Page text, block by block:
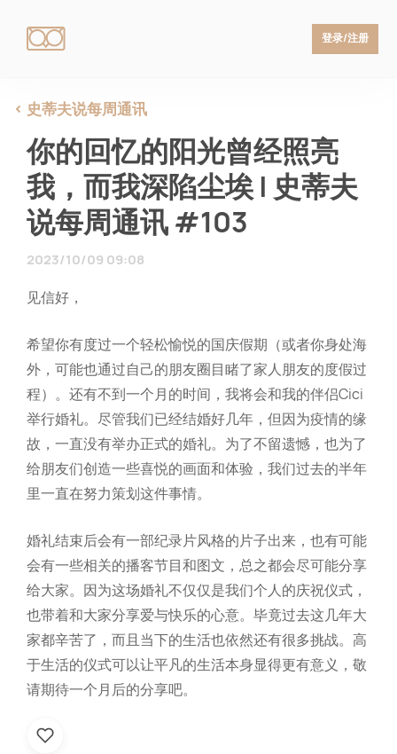
登录/注册
史蒂夫说每周通讯
你的回忆的阳光曾经照亮
我，而我深陷尘埃 | 史蒂夫
说每周通讯 #103
2023/10/09 09:08
见信好，
希望你有度过一个轻松愉悦的国庆假期（或者你身处海
外，可能也通过自己的朋友圈目睹了家人朋友的度假过
程）。还有不到一个月的时间，我将会和我的伴侣Cici
举行婚礼。尽管我们已经结婚好几年，但因为疫情的缘
故，一直没有举办正式的婚礼。为了不留遗憾，也为了
给朋友们创造一些喜悦的画面和体验，我们过去的半年
里一直在努力策划这件事情。
婚礼结束后会有一部纪录片风格的片子出来，也有可能
会有一些相关的播客节目和图文，总之都会尽可能分享
给大家。因为这场婚礼不仅仅是我们个人的庆祝仪式，
也带着和大家分享爱与快乐的心意。毕竟过去这几年大
家都辛苦了，而且当下的生活也依然还有很多挑战。高
于生活的仪式可以让平凡的生活本身显得更有意义，敬
请期待一个月后的分享吧。